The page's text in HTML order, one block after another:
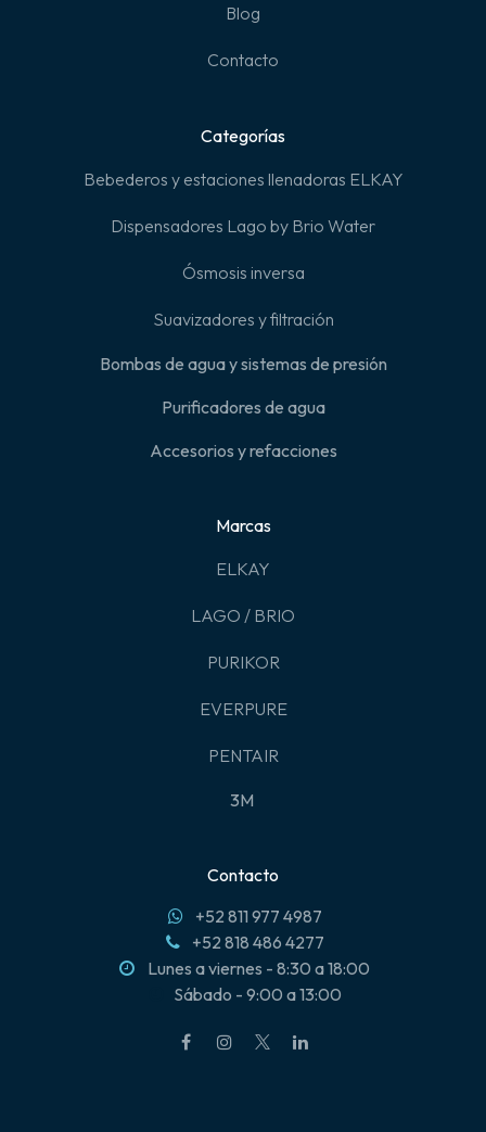
Blog
Contacto
Marcas
ELKAY
LAGO / BRIO
PURIKOR
EVERPURE
PENTAIR
3M
Categorías
Bebederos y estaciones llenadoras ELKAY
Dispensadores Lago by Brio Water
Ósmosis inversa
Suavizadores y filtración
Bombas de agua y sistemas de presión
Purificadores de agua
Accesorios y refacciones
Contacto
+52 811 977 4987
+52 818 486 4277
Lunes a viernes - 8:30 a 18:00
Sábado - 9:00 a 13:00